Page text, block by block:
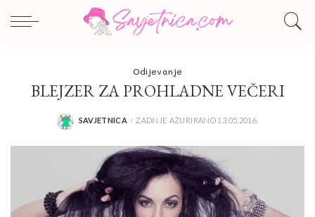
Odijevanje
BLEJZER ZA PROHLADNE VEČERI
POSTED
SAVJETNICA ZADNJE AŽURIRANO 13.05.2016.